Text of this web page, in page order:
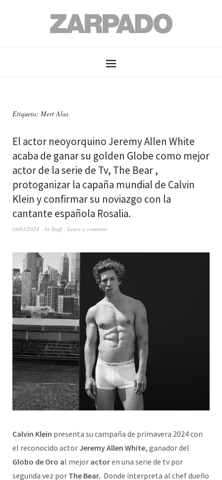
Etiqueta: Mert Alas
El actor neoyorquino Jeremy Allen White
acaba de ganar su golden Globe como mejor
actor de la serie de Tv, The Bear ,
protoganizar la capaña mundial de Calvin
Klein y confirmar su noviazgo con la
cantante española Rosalia.
08/01/2024 by Staff Leave a comment
Calvin Klein presenta su campaña de primavera 2024 con
el reconocido actorJeremy Allen White, ganador del
Globo de Oro al mejor actoren una serie de tv por
segunda vez por The Bear. Donde interpreta al chef dueño